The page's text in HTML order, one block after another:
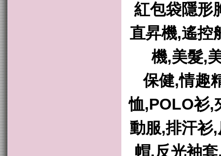
紅包袋隱形
直昇機,遙控
機,美髮,
保健,情趣
恤,POLO衫,
動服,排汗衫
帽,反光袖